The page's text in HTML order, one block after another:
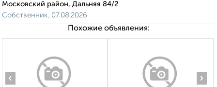
Московский район, Дальняя 84/2
Собственник, 07.08.2026
Похожие объявления:
‹ ›